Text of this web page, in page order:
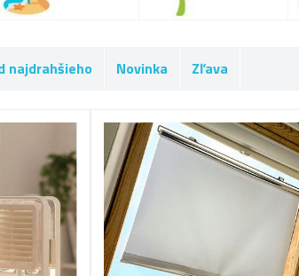
najdrahšieho Novinka Zľava